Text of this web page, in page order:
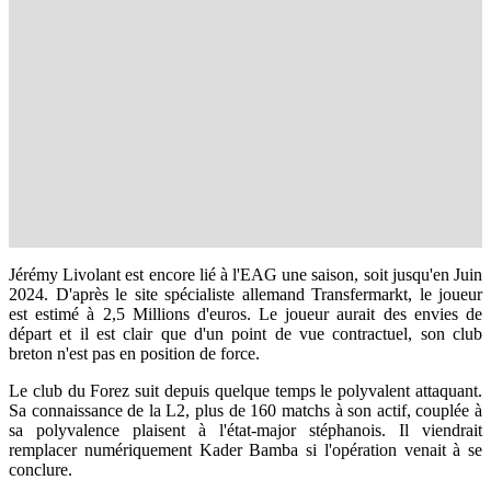
Jérémy Livolant est encore lié à l'EAG une saison, soit jusqu'en Juin
2024. D'après le site spécialiste allemand Transfermarkt, le joueur
est estimé à 2,5 Millions d'euros. Le joueur aurait des envies de
départ et il est clair que d'un point de vue contractuel, son club
breton n'est pas en position de force.
Le club du Forez suit depuis quelque temps le polyvalent attaquant.
Sa connaissance de la L2, plus de 160 matchs à son actif, couplée à
sa polyvalence plaisent à l'état-major stéphanois. Il viendrait
remplacer numériquement Kader Bamba si l'opération venait à se
conclure.